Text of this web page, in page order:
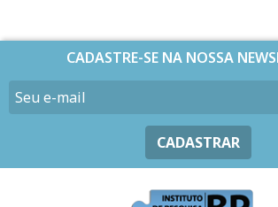
CADASTRE-SE NA NOSSA
CADASTRAR